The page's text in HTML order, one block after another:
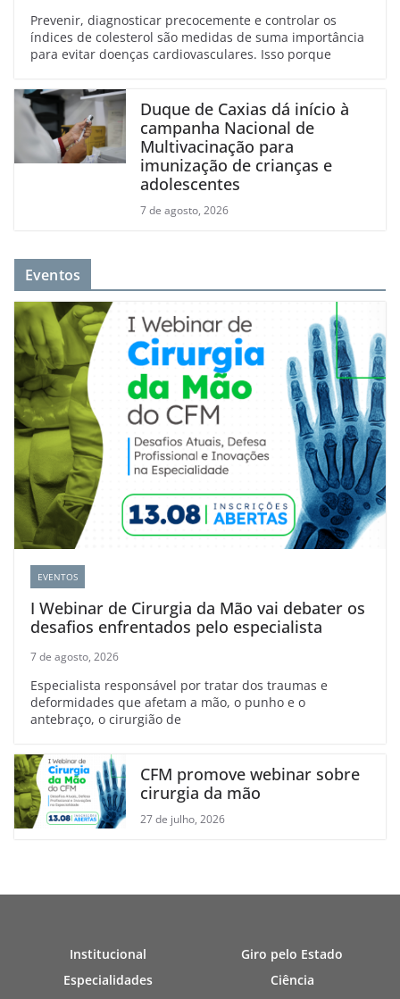
Prevenir, diagnosticar precocemente e controlar os
índices de colesterol são medidas de suma importância
para evitar doenças cardiovasculares. Isso porque
Duque de Caxias dá início à
campanha Nacional de
Multivacinação para
imunização de crianças e
adolescentes
7 de agosto, 2026
Eventos
EVENTOS
I Webinar de Cirurgia da Mão vai debater os
desafios enfrentados pelo especialista
7 de agosto, 2026
Especialista responsável por tratar dos traumas e
deformidades que afetam a mão, o punho e o
antebraço, o cirurgião de
CFM promove webinar sobre
cirurgia da mão
27 de julho, 2026
Institucional
Especialidades
Giro pelo Estado
Ciência